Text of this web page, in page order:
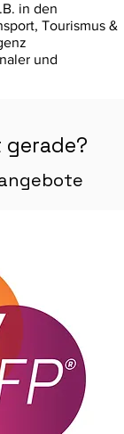
in den
Tourismus &
und
gerade?